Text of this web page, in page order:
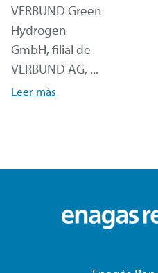
VERBUND Green
Hydrogen
GmbH, filial de
VERBUND AG, ...
Leer más